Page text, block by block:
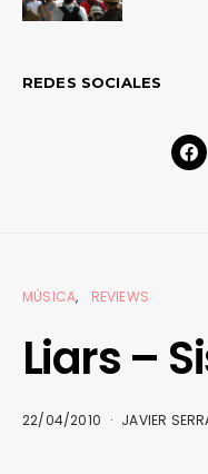
REDES SOCIALES
MÚSICA REVIEWS
Liars –
22/04/2010 JAVIER